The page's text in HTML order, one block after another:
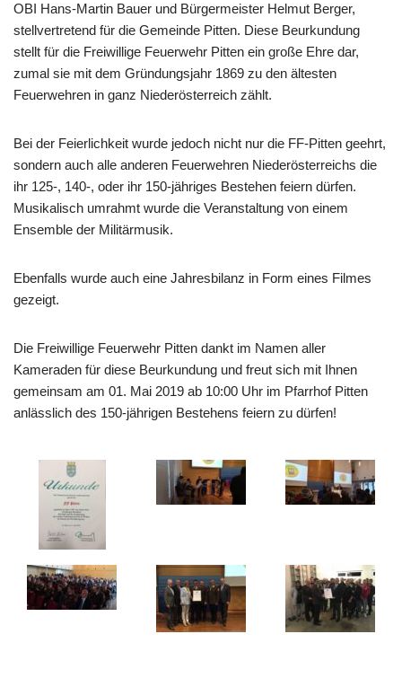
OBI Hans-Martin Bauer und Bürgermeister Helmut Berger,
stellvertretend für die Gemeinde Pitten. Diese Beurkundung
stellt für die Freiwillige Feuerwehr Pitten ein große Ehre dar,
zumal sie mit dem Gründungsjahr 1869 zu den ältesten
Feuerwehren in ganz Niederösterreich zählt.
Bei der Feierlichkeit wurde jedoch nicht nur die FF-Pitten geehrt,
sondern auch alle anderen Feuerwehren Niederösterreichs die
ihr 125-, 140-, oder ihr 150-jähriges Bestehen feiern dürfen.
Musikalisch umrahmt wurde die Veranstaltung von einem
Ensemble der Militärmusik.
Ebenfalls wurde auch eine Jahresbilanz in Form eines Filmes
gezeigt.
Die Freiwillige Feuerwehr Pitten dankt im Namen aller
Kameraden für diese Beurkundung und freut sich mit Ihnen
gemeinsam am 01. Mai 2019 ab 10:00 Uhr im Pfarrhof Pitten
anlässlich des 150-jährigen Bestehens feiern zu dürfen!